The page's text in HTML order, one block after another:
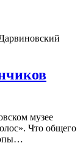
музее
Что общего